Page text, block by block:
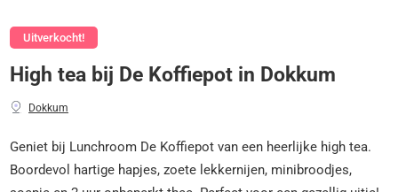
Uitverkocht!
High tea bij De Koffiepot in Dokkum
Dokkum
Geniet bij Lunchroom De Koffiepot van een heerlijke high tea.
Boordevol hartige hapjes, zoete lekkernijen, minibroodjes,